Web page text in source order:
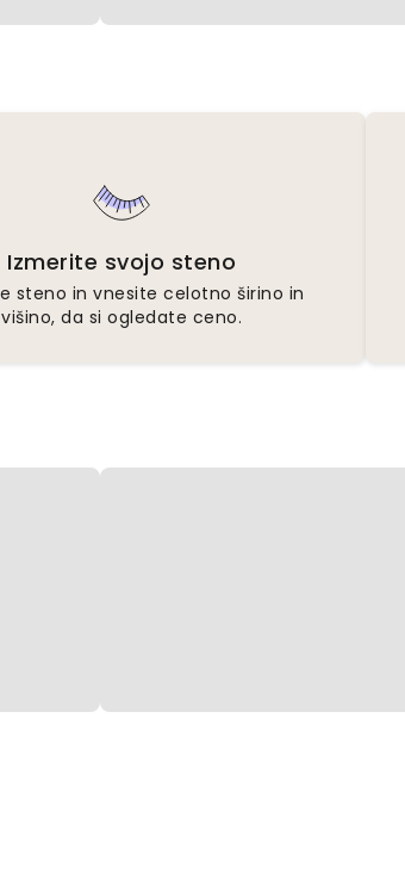
Izmerite svojo steno
steno in vnesite celotno širino in
višino, da si ogledate ceno.